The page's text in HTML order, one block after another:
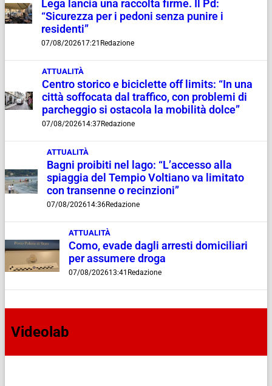
Lega lancia una raccolta firme. Il Pd:
“Sicurezza per i pedoni senza punire i
residenti”
07/08/202617:21 Redazione
ATTUALITÀ
Centro storico e biciclette off limits: “In una
città soffocata dal traffico, con problemi di
parcheggio si ostacola la mobilità dolce”
07/08/202614:37Redazione
ATTUALITÀ
Bagni proibiti nel lago: “L’accesso alla
spiaggia del Tempio Voltiano va limitato
con transenne o recinzioni”
07/08/202614:36Redazione
ATTUALITÀ
Como, evade dagli arresti domiciliari
per assumere droga
07/08/202613:41 Redazione
Videolab